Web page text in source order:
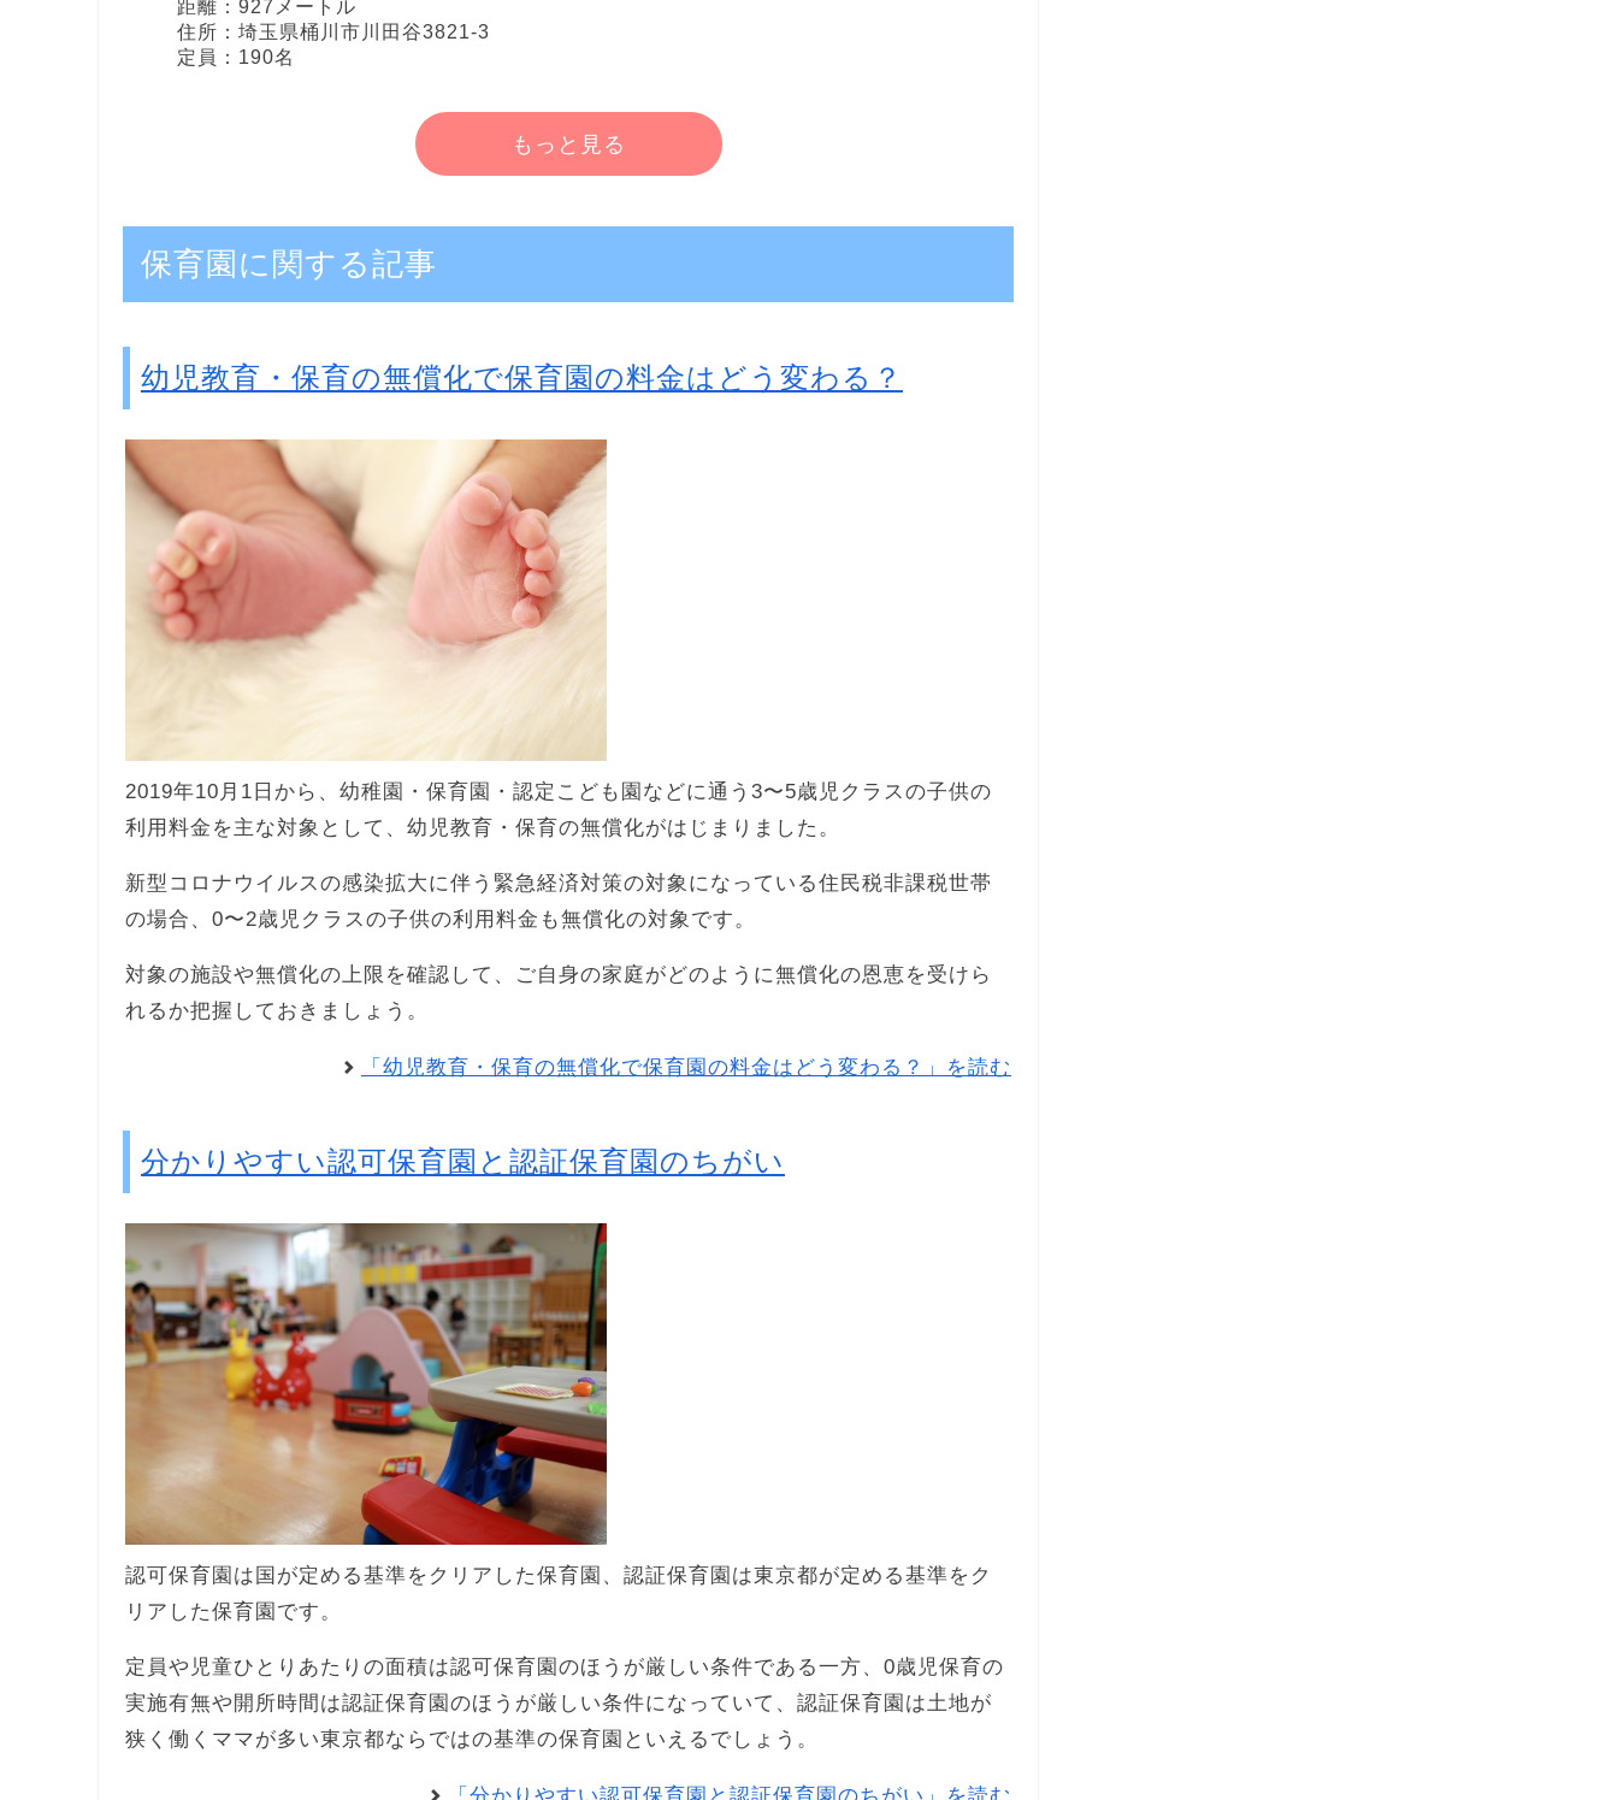
距離：927メートル
住所：埼玉県桶川市川田谷3821-3
定員：190名
もっと見る
保育園に関する記事
幼児教育・保育の無償化で保育園の料金はどう変わる？
2019年10月1日から、幼稚園・保育園・認定こども園などに通う3〜5歳児クラスの子供の
利用料金を主な対象として、幼児教育・保育の無償化がはじまりました。
新型コロナウイルスの感染拡大に伴う緊急経済対策の対象になっている住民税非課税世帯
の場合、0〜2歳児クラスの子供の利用料金も無償化の対象です。
対象の施設や無償化の上限を確認して、ご自身の家庭がどのように無償化の恩恵を受けら
れるか把握しておきましょう。
「幼児教育・保育の無償化で保育園の料金はどう変わる？」を読む
分かりやすい認可保育園と認証保育園のちがい
認可保育園は国が定める基準をクリアした保育園、認証保育園は東京都が定める基準をク
リアした保育園です。
定員や児童ひとりあたりの面積は認可保育園のほうが厳しい条件である一方、0歳児保育の
実施有無や開所時間は認証保育園のほうが厳しい条件になっていて、認証保育園は土地が
狭く働くママが多い東京都ならではの基準の保育園といえるでしょう。